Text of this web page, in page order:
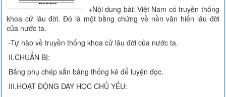
+Nội dung bài: Việt Nam có truyền thống
khoa cử lâu đời. Đó là một bằng chứng về nền văn hiến lâu đời
của nước ta.
-Tự hào về truyền thống khoa cử lâu đời của nước ta.
II.CHUẨN BỊ:
Bảng phụ chép sẵn bảng thống kê để luyện đọc.
III.HOẠT ĐỘNG DẠY HỌC CHỦ YẾU: